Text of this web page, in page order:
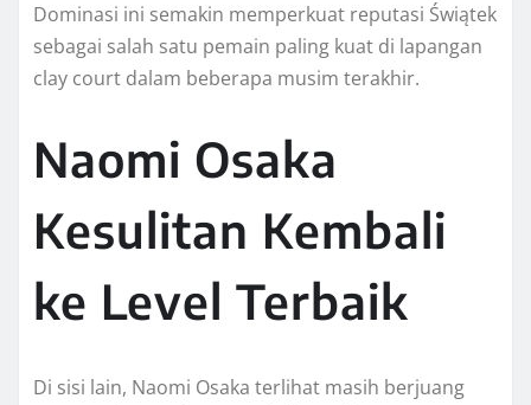
Dominasi ini semakin memperkuat reputasi Świątek
sebagai salah satu pemain paling kuat di lapangan
clay court dalam beberapa musim terakhir.
Naomi Osaka
Kesulitan Kembali
ke Level Terbaik
Di sisi lain, Naomi Osaka terlihat masih berjuang